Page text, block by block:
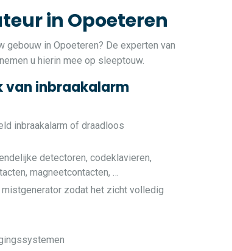
in Opoeteren
in Opoeteren? De experten van
u hierin mee op sleeptouw.
van inbraakalarm
inbraakalarm of draadloos
detectoren, codeklavieren,
magneetcontacten, …
zodat het zicht volledig